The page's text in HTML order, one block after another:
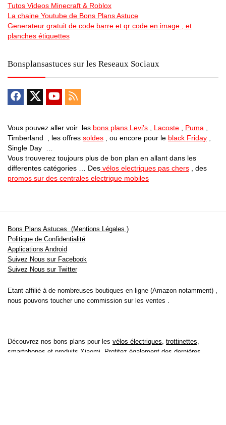
Tutos Videos Minecraft & Roblox
La chaine Youtube de Bons Plans Astuce
Generateur gratuit de code barre et qr code en image , et
planches étiquettes
Bonsplansastuces sur les Reseaux Sociaux
Vous pouvez aller voir les bons plans Levi’s Lacoste Puma
Timberland , les offres soldes , ou encore pour le black Friday
Single Day …
Vous trouverez toujours plus de bon plan en allant dans les
differentes catégories … Des vélos electriques pas chers , des
promos sur des centrales electrique mobiles
Bons Plans Astuces (Mentions Légales )
Politique de Confidentialité
Applications Android
Suivez Nous sur Facebook
Suivez Nous sur Twitter
Etant affilié à de nombreuses boutiques en ligne (Amazon notamment) ,
nous pouvons toucher une commission sur les ventes .
Découvrez nos bons plans pour les vélos électriques, trottinettes,
smartphones et produits Xiaomi. Profitez également des dernières